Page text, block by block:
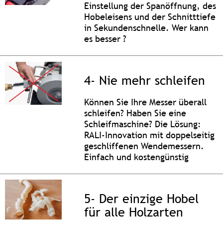
Einstellung der Spanöffnung, des
Hobeleisens und der Schnitttiefe
in Sekundenschnelle. Wer kann
es besser ?
4- Nie mehr schleifen
Können Sie Ihre Messer überall
schleifen? Haben Sie eine
Schleifmaschine? Die Lösung:
RALI-Innovation mit doppelseitig
geschliffenen Wendemessern.
Einfach und kostengünstig
5- Der einzige Hobel
für alle Holzarten